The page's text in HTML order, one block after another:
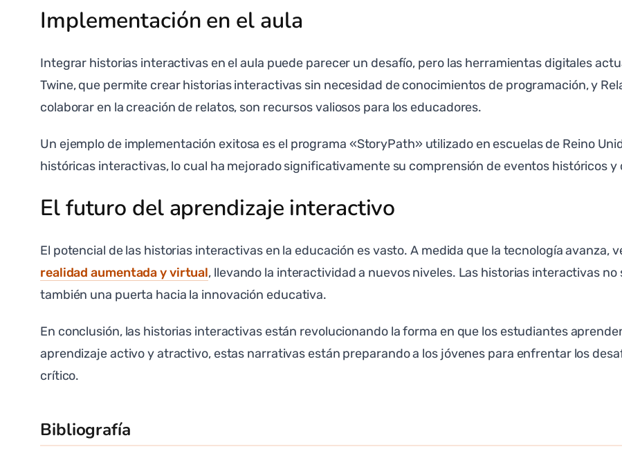
Implementación en el aula
Integrar historias interactivas en el aula puede parecer un desafío, pero las herramientas digitales
Twine, que permite crear historias interactivas sin necesidad de conocimientos de programación, y
colaborar en la creación de relatos, son recursos valiosos para los educadores.
Un ejemplo de implementación exitosa es el programa «StoryPath» utilizado en escuelas de Reino
históricas interactivas, lo cual ha mejorado significativamente su comprensión de eventos históricos
El futuro del aprendizaje interactivo
El potencial de las historias interactivas en la educación es vasto. A medida que la tecnología avanza,
realidad aumentada y virtual, llevando la interactividad a nuevos niveles. Las historias interactivas
también una puerta hacia la innovación educativa.
En conclusión, las historias interactivas están revolucionando la forma en que los estudiantes
aprendizaje activo y atractivo, estas narrativas están preparando a los jóvenes para enfrentar los
crítico.
Bibliografía